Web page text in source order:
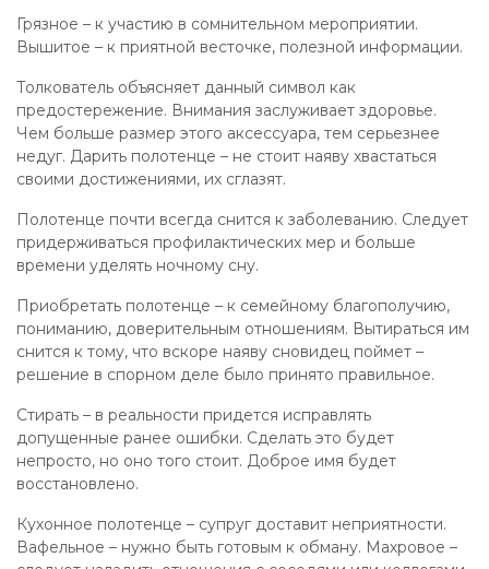
Грязное – к участию в сомнительном мероприятии.
Вышитое – к приятной весточке, полезной информации.
Толкователь объясняет данный символ как
предостережение. Внимания заслуживает здоровье.
Чем больше размер этого аксессуара, тем серьезнее
недуг. Дарить полотенце – не стоит наяву хвастаться
своими достижениями, их сглазят.
Полотенце почти всегда снится к заболеванию. Следует
придерживаться профилактических мер и больше
времени уделять ночному сну.
Приобретать полотенце – к семейному благополучию,
пониманию, доверительным отношениям. Вытираться им
снится к тому, что вскоре наяву сновидец поймет –
решение в спорном деле было принято правильное.
Стирать – в реальности придется исправлять
допущенные ранее ошибки. Сделать это будет
непросто, но оно того стоит. Доброе имя будет
восстановлено.
Кухонное полотенце – супруг доставит неприятности.
Вафельное – нужно быть готовым к обману. Махровое –